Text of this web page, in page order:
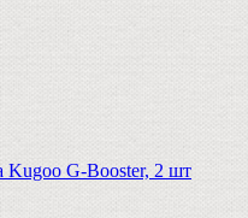
Kugoo G-Booster, 2 шт